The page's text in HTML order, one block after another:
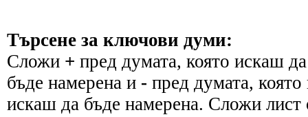
Търсене за ключови думи:
Сложи + пред думата, която искаш да
бъде намерена и - пред думата, която
искаш да бъде намерена. Сложи лист